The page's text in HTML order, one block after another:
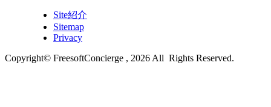
Site紹介
Sitemap
Privacy
Copyright© FreesoftConcierge , 2026 All Rights Reserved.